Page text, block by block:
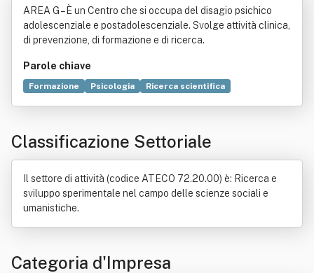
tico Per Adolescenti Ed Adulti Srl
AREA G – È un Centro che si occupa del disagio psichico
adolescenziale e postadolescenziale. Svolge attività clinica,
di prevenzione, di formazione e di ricerca.
Parole chiave
Formazione Psicologia
Ricerca scientifica
Modello (scienza)
Ospedale Scienza
Classificazione Settoriale
Il settore di attività (codice ATECO 72.20.00) è: Ricerca e
sviluppo sperimentale nel campo delle scienze sociali e
umanistiche.
Categoria d'Impresa